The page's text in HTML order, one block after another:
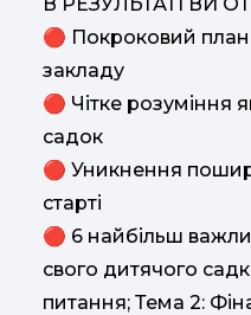
🔴 Покроковий план
закладу
🔴 Чітке розуміння
садок
🔴 Уникнення
старті
🔴 6 найбільш
свого дитячого
питання; Тема 2: